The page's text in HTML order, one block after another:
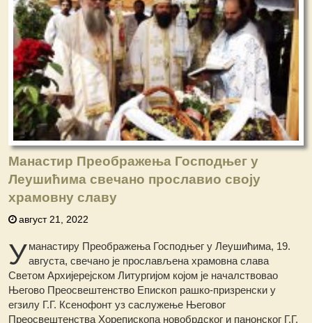
Манастир Преображења Господњег у
Леушићима свечано прославио своју
храмовну славу
август 21, 2022
Уманастиру Преображења Господњег у Леушићима, 19.
августа, свечано је прослављена храмовна слава
Светом Архијерејском Литургијом којом је началствовао
Његово Преосвештенство Епископ рашко-призренски у
егзилу Г.Г. Ксенофонт уз саслужење Његовог
Преосвештенства Хорепископа новобрдског и панонског Г.Г.